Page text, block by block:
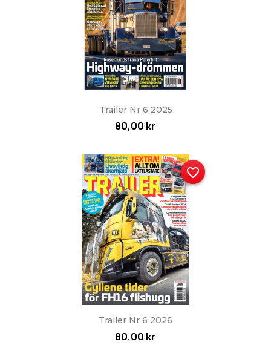
Trailer Nr 6 2025
80,00 kr
Trailer Nr 6 2026
80,00 kr
favorite_border